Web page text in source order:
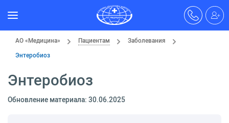
АО «Медицина» Пациентам
Заболевания
Энтеробиоз
Энтеробиоз
Обновление материала: 30.06.2025